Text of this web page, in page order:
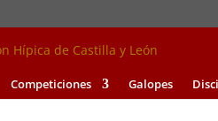
Competiciones Galopes